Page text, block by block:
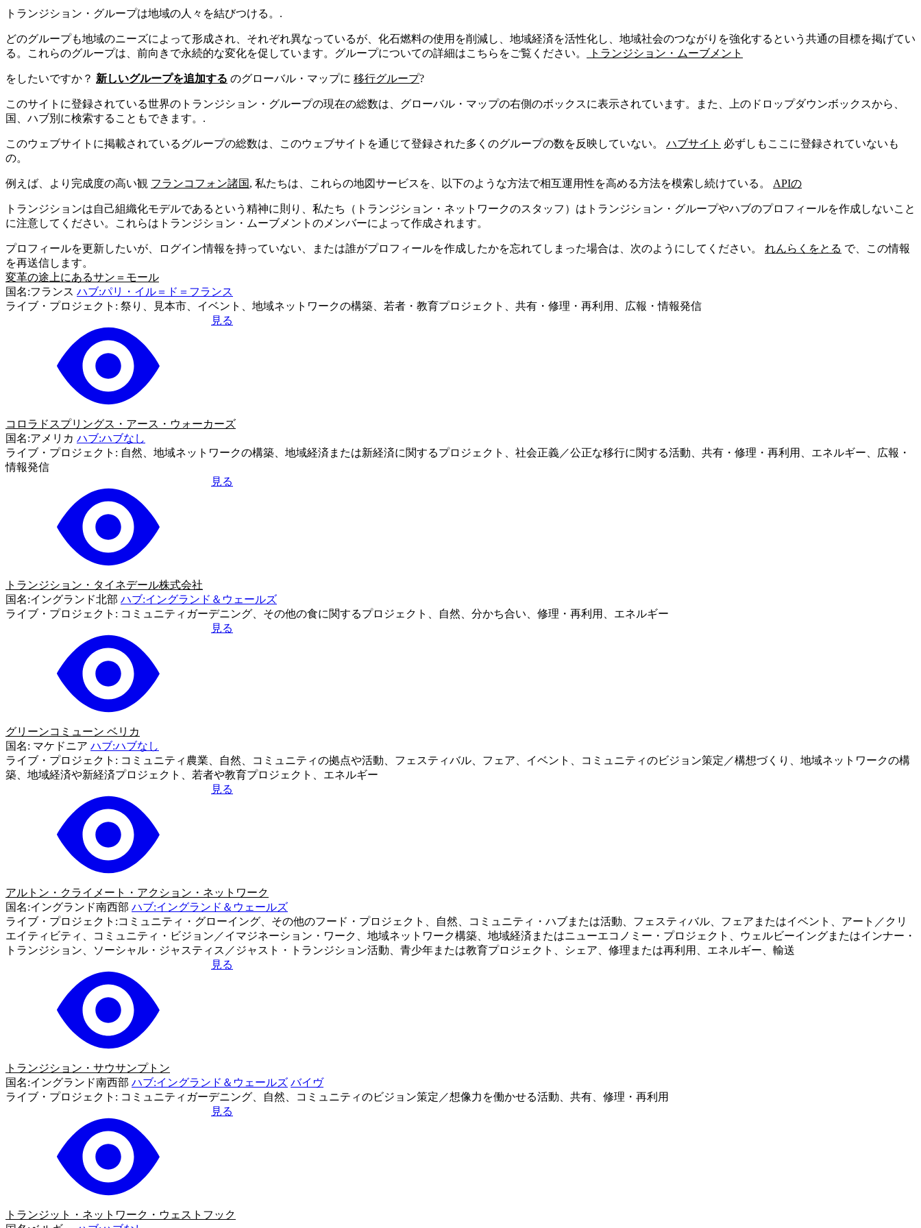
トランジション・グループは地域の人々を結びつける。.
どのグループも地域のニーズによって形成され、それぞれ異なっているが、化石燃料の使用を削減し、地域経済を活性化し、地域社会のつながりを強化するという共通の目標を掲げてい
る。これらのグループは、前向きで永続的な変化を促しています。グループについての詳細はこちらをご覧ください。
トランジション・ムーブメント
をしたいですか？ 新しいグループを追加する のグローバル・マップに 移行グループ?
このサイトに登録されている世界のトランジション・グループの現在の総数は、グローバル・マップの右側のボックスに表示されています。また、上のドロップダウンボックスから、
国、ハブ別に検索することもできます。.
このウェブサイトに掲載されているグループの総数は、このウェブサイトを通じて登録された多くのグループの数を反映していない。 ハブサイト 必ずしもここに登録されていないも
の。
例えば、より完成度の高い観 フランコフォン諸国, 私たちは、これらの地図サービスを、以下のような方法で相互運用性を高める方法を模索し続けている。 APIの
トランジションは自己組織化モデルであるという精神に則り、私たち（トランジション・ネットワークのスタッフ）はトランジション・グループやハブのプロフィールを作成しないこと
に注意してください。これらはトランジション・ムーブメントのメンバーによって作成されます。
プロフィールを更新したいが、ログイン情報を持っていない、または誰がプロフィールを作成したかを忘れてしまった場合は、次のようにしてください。 れんらくをとる で、この情報
を再送信します。
変革の途上にあるサン＝モール
国名:フランス ハブ:パリ・イル＝ド＝フランス
ライブ・プロジェクト: 祭り、見本市、イベント、地域ネットワークの構築、若者・教育プロジェクト、共有・修理・再利用、広報・情報発信
見る
コロラドスプリングス・アース・ウォーカーズ
国名:アメリカ ハブ:ハブなし
ライブ・プロジェクト: 自然、地域ネットワークの構築、地域経済または新経済に関するプロジェクト、社会正義／公正な移行に関する活動、共有・修理・再利用、エネルギー、広報・
情報発信
見る
トランジション・タイネデール株式会社
国名:イングランド北部 ハブ:イングランド＆ウェールズ
ライブ・プロジェクト: コミュニティガーデニング、その他の食に関するプロジェクト、自然、分かち合い、修理・再利用、エネルギー
見る
グリーンコミューン ベリカ
国名: マケドニア ハブ:ハブなし
ライブ・プロジェクト: コミュニティ農業、自然、コミュニティの拠点や活動、フェスティバル、フェア、イベント、コミュニティのビジョン策定／構想づくり、地域ネットワークの構
築、地域経済や新経済プロジェクト、若者や教育プロジェクト、エネルギー
見る
アルトン・クライメート・アクション・ネットワーク
国名:イングランド南西部 ハブ:イングランド＆ウェールズ
ライブ・プロジェクト:コミュニティ・グローイング、その他のフード・プロジェクト、自然、コミュニティ・ハブまたは活動、フェスティバル、フェアまたはイベント、アート／クリ
エイティビティ、コミュニティ・ビジョン／イマジネーション・ワーク、地域ネットワーク構築、地域経済またはニューエコノミー・プロジェクト、ウェルビーイングまたはインナー・
トランジション、ソーシャル・ジャスティス／ジャスト・トランジション活動、青少年または教育プロジェクト、シェア、修理または再利用、エネルギー、輸送
見る
トランジション・サウサンプトン
国名:イングランド南西部 ハブ:イングランド＆ウェールズ バイヴ
ライブ・プロジェクト: コミュニティガーデニング、自然、コミュニティのビジョン策定／想像力を働かせる活動、共有、修理・再利用
見る
トランジット・ネットワーク・ウェストフック